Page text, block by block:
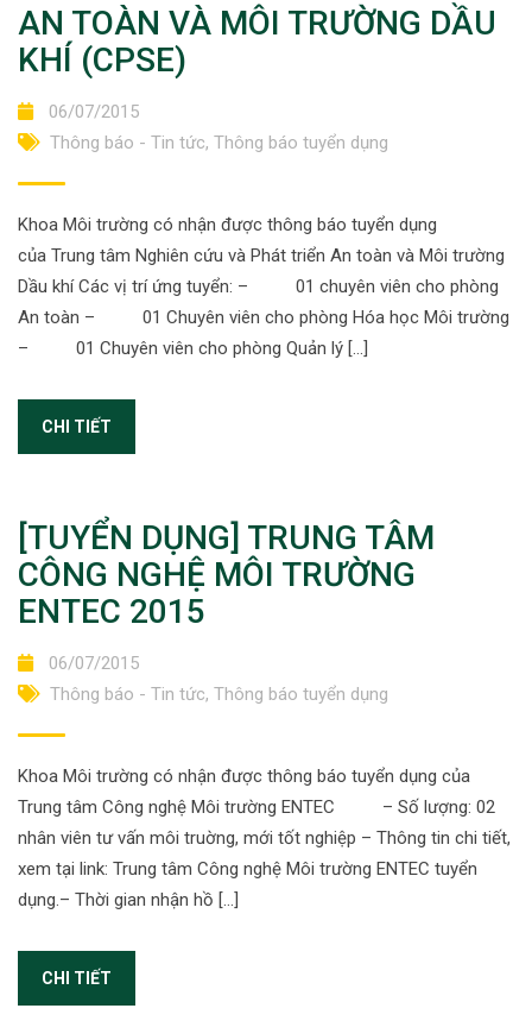
AN TOÀN VÀ MÔI TRƯỜNG DẦU
KHÍ (CPSE)
06/07/2015
Thông báo - Tin tức, Thông báo tuyển dụng
Khoa Môi trường có nhận được thông báo tuyển dụng
của Trung tâm Nghiên cứu và Phát triển An toàn và Môi trường
Dầu khí Các vị trí ứng tuyển: – 01 chuyên viên cho phòng
An toàn – 01 Chuyên viên cho phòng Hóa học Môi trường
– 01 Chuyên viên cho phòng Quản lý […]
CHI TIẾT
[TUYỂN DỤNG] TRUNG TÂM
CÔNG NGHỆ MÔI TRƯỜNG
ENTEC 2015
06/07/2015
Thông báo - Tin tức, Thông báo tuyển dụng
Khoa Môi trường có nhận được thông báo tuyển dụng của
Trung tâm Công nghệ Môi trường ENTEC – Số lượng: 02
nhân viên tư vấn môi truờng, mới tốt nghiệp – Thông tin chi tiết,
xem tại link: Trung tâm Công nghệ Môi trường ENTEC tuyển
dụng.– Thời gian nhận hồ […]
CHI TIẾT